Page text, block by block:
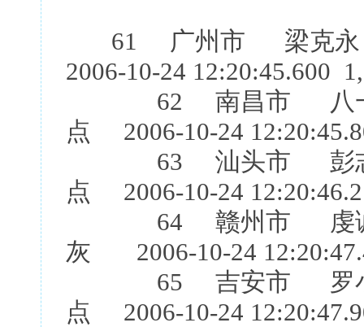
61 广州市 梁
2006-10-24 12:20:45.600
62 南昌市 八
点 2006-10-24
63 汕头市 彭
点 2006-10-24
64 赣州市 虔
灰 2006-10-24
65 吉安市 罗
点 2006-10-24